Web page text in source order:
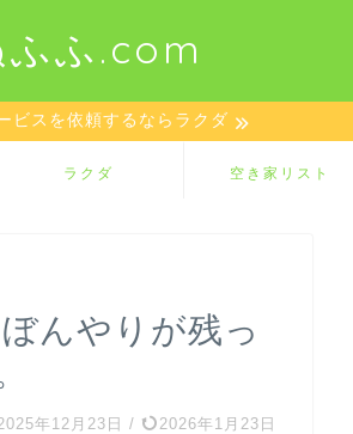
ふふ.com
ビスを依頼するならラクダ
ラクダ 空き家リスト
んやりが残っ
年12月23日 / 2026年1月23日